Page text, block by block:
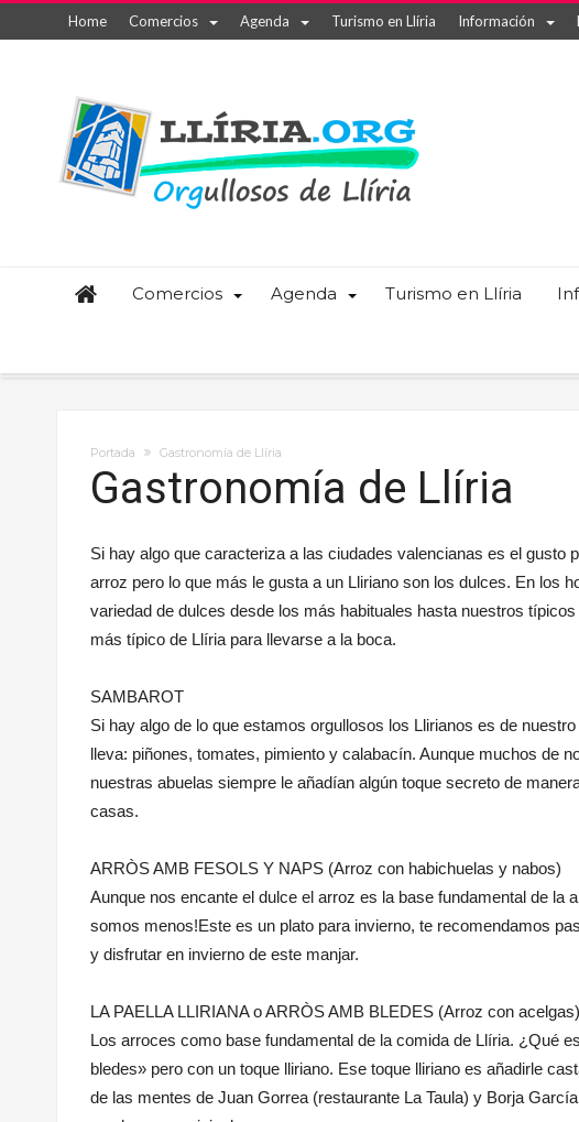
Home Comercios Agenda Turismo en Llíria Información
Comercios Agenda Turismo en Llíria
Portada Gastronomía de Llíria
Gastronomía de Llíria
Si hay algo que caracteriza a las ciudades valencianas es el
arroz pero lo que más le gusta a un Lliriano son los dulces. En los
variedad de dulces desde los más habituales hasta nuestros
más típico de Llíria para llevarse a la boca.
SAMBAROT
Si hay algo de lo que estamos orgullosos los Llirianos es de
lleva: piñones, tomates, pimiento y calabacín. Aunque muchos de
nuestras abuelas siempre le añadían algún toque secreto de
casas.
ARRÒS AMB FESOLS Y NAPS (Arroz con habichuelas y nabos)
Aunque nos encante el dulce el arroz es la base fundamental de la
somos menos!Este es un plato para invierno, te recomendamos
y disfrutar en invierno de este manjar.
LA PAELLA LLIRIANA o ARRÒS AMB BLEDES (Arroz con
Los arroces como base fundamental de la comida de Llíria. ¿Qué
bledes» pero con un toque lliriano. Ese toque lliriano es añadirle
de las mentes de Juan Gorrea (restaurante La Taula) y Borja